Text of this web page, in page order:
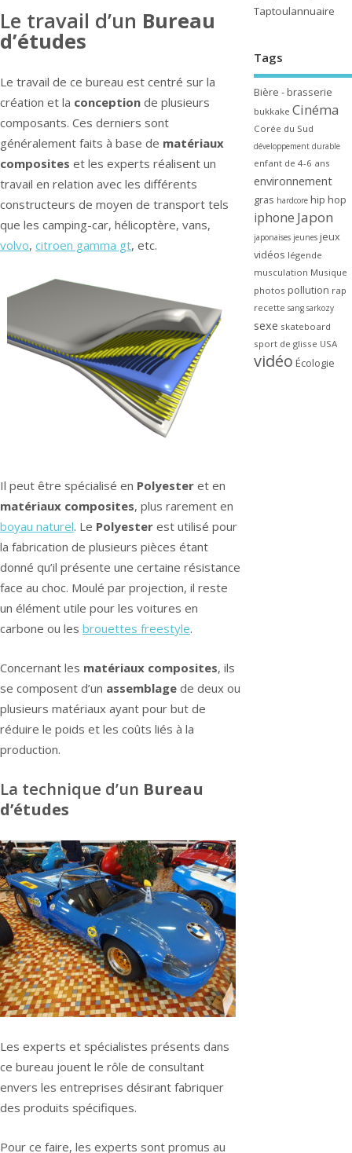
Le travail d’un Bureau
d’études
Le travail de ce bureau est centré sur la
création et la conception de plusieurs
composants. Ces derniers sont
généralement faits à base de matériaux
composites et les experts réalisent un
travail en relation avec les différents
constructeurs de moyen de transport tels
que les camping-car, hélicoptère, vans,
volvo, citroen gamma gt, etc.
Il peut être spécialisé en Polyester et en
matériaux composites, plus rarement en
boyau naturel. Le Polyester est utilisé pour
la fabrication de plusieurs pièces étant
donné qu’il présente une certaine résistance
face au choc. Moulé par projection, il reste
un élément utile pour les voitures en
carbone ou les brouettes freestyle.
Concernant les matériaux composites, ils
se composent d’un assemblage de deux ou
plusieurs matériaux ayant pour but de
réduire le poids et les coûts liés à la
production.
La technique d’un Bureau
d’études
Les experts et spécialistes présents dans
ce bureau jouent le rôle de consultant
envers les entreprises désirant fabriquer
des produits spécifiques.
Pour ce faire, les experts sont promus au
Taptoulannuaire
Tags
Bière - brasserie
bukkake Cinéma
Corée du Sud
développement durable
enfant de 4-6 ans
environnement
gras hardcore hip hop
iphone Japon
japonaises jeunes jeux
vidéos légende
musculation Musique
photos pollution rap
recette sang sarkozy
sexe skateboard
sport de glisse USA
vidéo Écologie